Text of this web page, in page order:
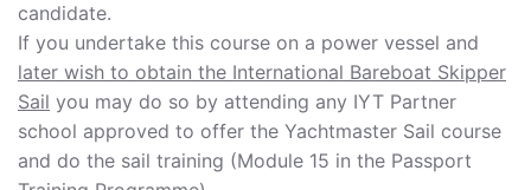
candidate.
If you undertake this course on a power vessel and
later wish to obtain the International Bareboat Skipper
Sail you may do so by attending any IYT Partner
school approved to offer the Yachtmaster Sail course
and do the sail training (Module 15 in the Passport